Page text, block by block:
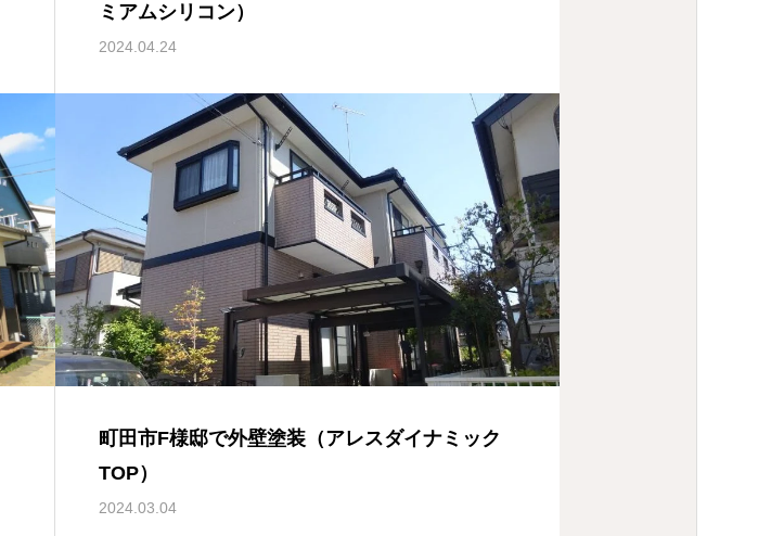
ミアムシリコン）
2024.04.24
町田市F様邸で外壁塗装（アレスダイナミック
TOP）
2024.03.04